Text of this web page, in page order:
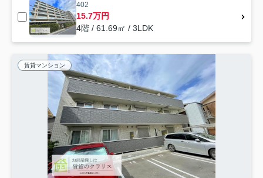
402
15.7万円
4階 / 61.69㎡ / 3LDK
賃貸マンション